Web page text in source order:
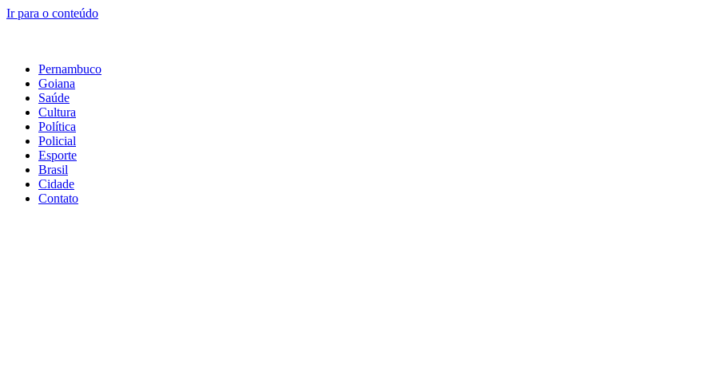
Ir para o conteúdo
Pernambuco
Goiana
Saúde
Cultura
Política
Policial
Esporte
Brasil
Cidade
Contato